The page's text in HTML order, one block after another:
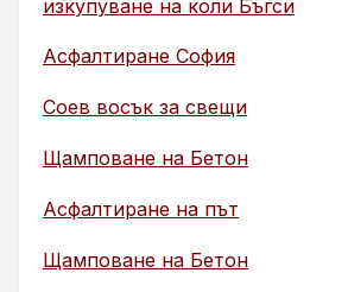
изкупуване на коли Бъгси
Асфалтиране София
Соев восък за свещи
Щамповане на Бетон
Асфалтиране на път
Щамповане на Бетон